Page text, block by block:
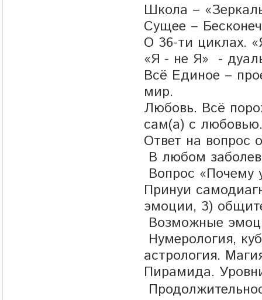
Школа –
Сущее –
О 36-ти циклах.
«Я - не Я» -
Всё Единое –
мир.
Любовь. Всё
сам(а) с любовью.
Ответ на вопрос
В любом
Вопрос «Почему
Принуи
эмоции, 3)
Возможные
Нумерология,
астрология.
Пирамида.